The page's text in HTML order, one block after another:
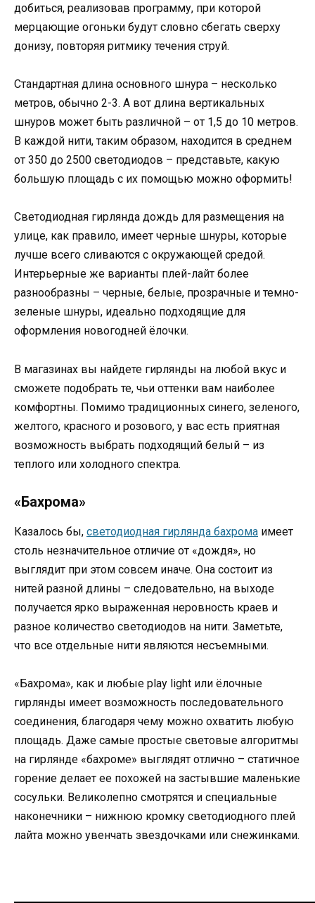
добиться, реализовав программу, при которой
мерцающие огоньки будут словно сбегать сверху
донизу, повторяя ритмику течения струй.
Стандартная длина основного шнура – несколько
метров, обычно 2-3. А вот длина вертикальных
шнуров может быть различной – от 1,5 до 10 метров.
В каждой нити, таким образом, находится в среднем
от 350 до 2500 светодиодов – представьте, какую
большую площадь с их помощью можно оформить!
Светодиодная гирлянда дождь для размещения на
улице, как правило, имеет черные шнуры, которые
лучше всего сливаются с окружающей средой.
Интерьерные же варианты плей-лайт более
разнообразны – черные, белые, прозрачные и темно-
зеленые шнуры, идеально подходящие для
оформления новогодней ёлочки.
В магазинах вы найдете гирлянды на любой вкус и
сможете подобрать те, чьи оттенки вам наиболее
комфортны. Помимо традиционных синего, зеленого,
желтого, красного и розового, у вас есть приятная
возможность выбрать подходящий белый – из
теплого или холодного спектра.
«Бахрома»
Казалось бы, светодиодная гирлянда бахрома имеет
столь незначительное отличие от «дождя», но
выглядит при этом совсем иначе. Она состоит из
нитей разной длины – следовательно, на выходе
получается ярко выраженная неровность краев и
разное количество светодиодов на нити. Заметьте,
что все отдельные нити являются несъемными.
«Бахрома», как и любые play light или ёлочные
гирлянды имеет возможность последовательного
соединения, благодаря чему можно охватить любую
площадь. Даже самые простые световые алгоритмы
на гирлянде «бахроме» выглядят отлично – статичное
горение делает ее похожей на застывшие маленькие
сосульки. Великолепно смотрятся и специальные
наконечники – нижнюю кромку светодиодного плей
лайта можно увенчать звездочками или снежинками.